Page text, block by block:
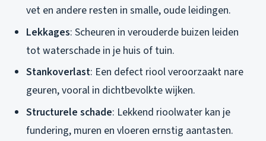
vet en andere resten in smalle, oude leidingen.
Lekkages: Scheuren in verouderde buizen leiden
tot waterschade in je huis of tuin.
Stankoverlast: Een defect riool veroorzaakt nare
geuren, vooral in dichtbevolkte wijken.
Structurele schade: Lekkend rioolwater kan je
fundering, muren en vloeren ernstig aantasten.